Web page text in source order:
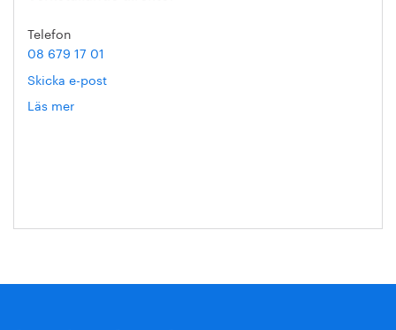
Telefon
08 679 17 01
Skicka e-post
Läs mer